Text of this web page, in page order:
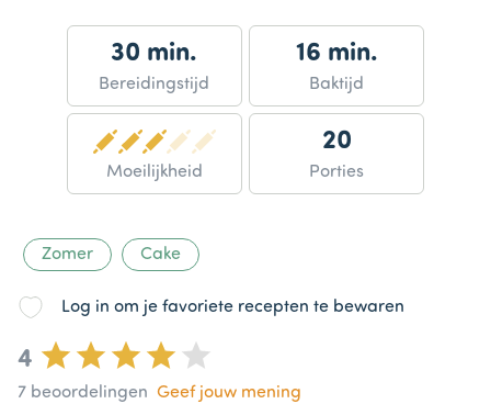
30 min.
Bereidingstijd
16 min.
Baktijd
Moeilijkheid
20
Porties
Zomer Cake
Log in om je favoriete recepten te bewaren
4
7 beoordelingen Geef jouw mening